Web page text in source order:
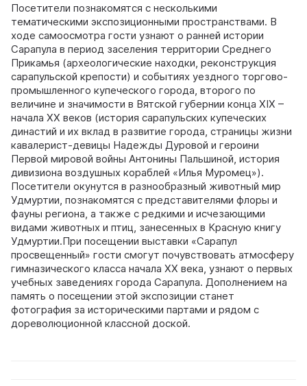
Посетители познакомятся с несколькими
тематическими экспозиционными пространствами. В
ходе самоосмотра гости узнают о ранней истории
Сарапула в период заселения территории Среднего
Прикамья (археологические находки, реконструкция
сарапульской крепости) и событиях уездного торгово-
промышленного купеческого города, второго по
величине и значимости в Вятской губернии конца XIX –
начала XX веков (история сарапульских купеческих
династий и их вклад в развитие города, страницы жизни
кавалерист-девицы Надежды Дуровой и героини
Первой мировой войны Антонины Пальшиной, история
дивизиона воздушных кораблей «Илья Муромец»).
Посетители окунутся в разнообразный животный мир
Удмуртии, познакомятся с представителями флоры и
фауны региона, а также с редкими и исчезающими
видами животных и птиц, занесенных в Красную книгу
Удмуртии.При посещении выставки «Сарапул
просвещенный» гости смогут почувствовать атмосферу
гимназического класса начала ХХ века, узнают о первых
учебных заведениях города Сарапула. Дополнением на
память о посещении этой экспозиции станет
фотография за историческими партами и рядом с
дореволюционной классной доской.